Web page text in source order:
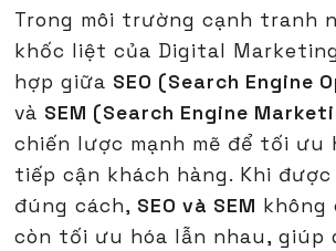
Trong môi trường cạnh tranh
khốc liệt của Digital
hợp giữa SEO (Search Engine
và SEM (Search Engine
chiến lược mạnh mẽ để tối ưu
tiếp cận khách hàng. Khi
đúng cách, SEO và SEM không
còn tối ưu hóa lẫn nhau, giúp